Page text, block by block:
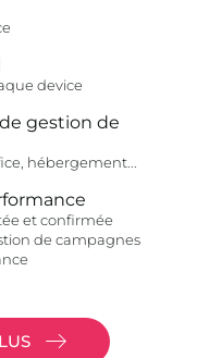
device
gestion de
hébergement...
et confirmée
de campagnes